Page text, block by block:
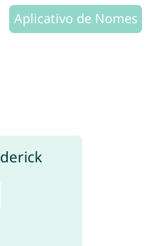
Aplicativo de Nomes